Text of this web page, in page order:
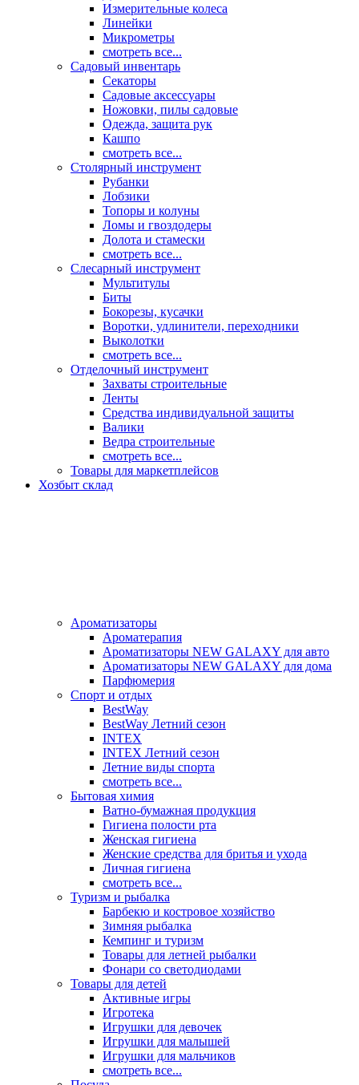
Измерительные колеса
Линейки
Микрометры
смотреть все...
Садовый инвентарь
Секаторы
Садовые аксессуары
Ножовки, пилы садовые
Одежда, защита рук
Кашпо
смотреть все...
Столярный инструмент
Рубанки
Лобзики
Топоры и колуны
Ломы и гвоздодеры
Долота и стамески
смотреть все...
Слесарный инструмент
Мультитулы
Биты
Бокорезы, кусачки
Воротки, удлинители, переходники
Выколотки
смотреть все...
Отделочный инструмент
Захваты строительные
Ленты
Средства индивидуальной защиты
Валики
Ведра строительные
смотреть все...
Товары для маркетплейсов
Хозбыт склад
Ароматизаторы
Ароматерапия
Ароматизаторы NEW GALAXY для авто
Ароматизаторы NEW GALAXY для дома
Парфюмерия
Спорт и отдых
BestWay
BestWay Летний сезон
INTEX
INTEX Летний сезон
Летние виды спорта
смотреть все...
Бытовая химия
Ватно-бумажная продукция
Гигиена полости рта
Женская гигиена
Женские средства для бритья и ухода
Личная гигиена
смотреть все...
Туризм и рыбалка
Барбекю и костровое хозяйство
Зимняя рыбалка
Кемпинг и туризм
Товары для летней рыбалки
Фонари со светодиодами
Товары для детей
Активные игры
Игротека
Игрушки для девочек
Игрушки для малышей
Игрушки для мальчиков
смотреть все...